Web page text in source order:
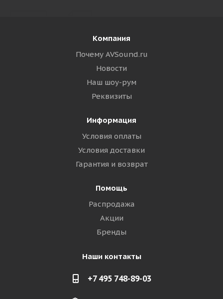
Компания
Почему AVSound.ru
Новости
Наш шоу-рум
Реквизиты
Информация
Условия оплаты
Условия доставки
Гарантия и возврат
Помощь
Распродажа
Акции
Бренды
Наши контакты
+7 495 748-89-03